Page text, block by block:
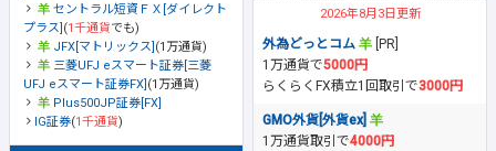
セントラル短資ＦＸ[ダイレクト
プラス] (1千通貨でも)
JFX[マトリックス] (1万通貨)
三菱UFJ eスマート証券[三菱
UFJ eスマート証券FX] (1万通貨)
Plus500JP証券[FX]
IG証券(1千通貨)
2026年8月3日更新
外為どっとコム
[PR]
1万通貨で5000円
らくらくFX積立1回取引で3000円
GMO外貨[外貨ex]
1万通貨取引で4000円